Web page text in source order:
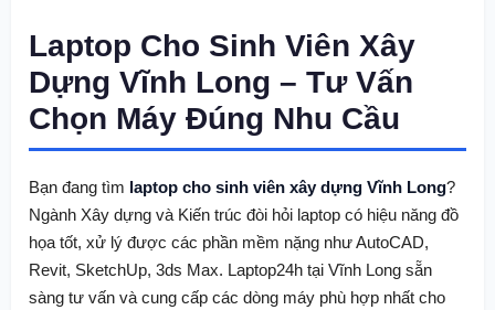
Laptop Cho Sinh Viên Xây
Dựng Vĩnh Long – Tư Vấn
Chọn Máy Đúng Nhu Cầu
Bạn đang tìm laptop cho sinh viên xây dựng Vĩnh Long?
Ngành Xây dựng và Kiến trúc đòi hỏi laptop có hiệu năng đồ
họa tốt, xử lý được các phần mềm nặng như AutoCAD,
Revit, SketchUp, 3ds Max. Laptop24h tại Vĩnh Long sẵn
sàng tư vấn và cung cấp các dòng máy phù hợp nhất cho